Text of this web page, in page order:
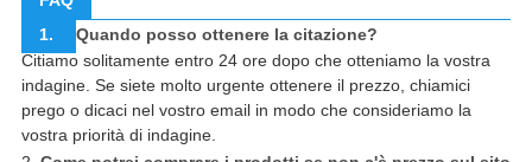
1.
Quando posso ottenere la citazione?
Citiamo solitamente entro 24 ore dopo che otteniamo la vostra
indagine. Se siete molto urgente ottenere il prezzo, chiamici
prego o dicaci nel vostro email in modo che consideriamo la
vostra priorità di indagine.